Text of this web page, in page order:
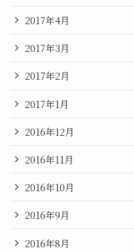
2017年4月
2017年3月
2017年2月
2017年1月
2016年12月
2016年11月
2016年10月
2016年9月
2016年8月